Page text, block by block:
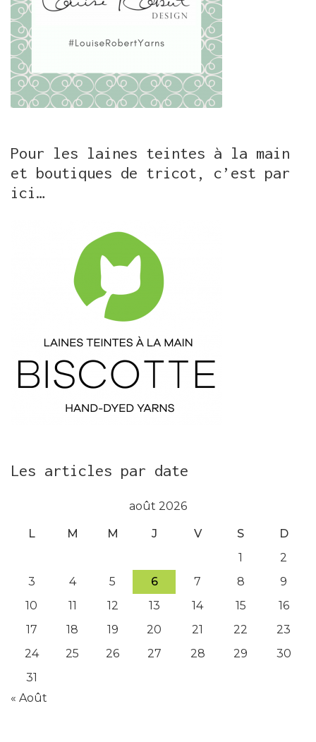
Pour les laines teintes à la main
et boutiques de tricot, c’est par
ici…
Les articles par date
août 2026
L M M J V S
D
1
2
3
4 5 6 7 8
9
10
11 12 13 14 15
16
17
18 19 20 21 22
23
24
25 26 27 28 29
30
31
« Août